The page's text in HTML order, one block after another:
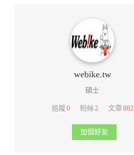
webike.tw
碩士
追蹤0 粉絲 2 文章882
加個好友